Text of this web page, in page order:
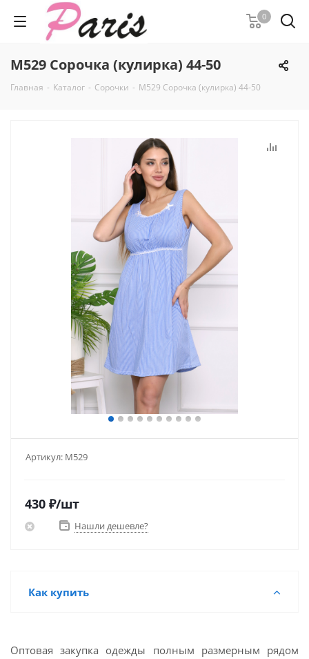
0
М529 Сорочка (кулирка) 44-50
Главная - Каталог - Сорочки - М529 Сорочка (кулирка) 44-50
Артикул: М529
430 ₽/шт
Нашли дешевле?
Как купить
Оптовая закупка одежды полным размерным рядом